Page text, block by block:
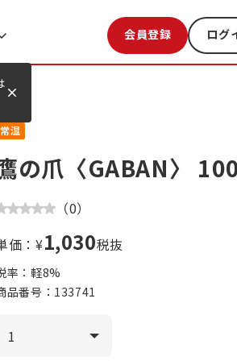
会員登録 ログ
お気に入
常温
の爪〈GABAN〉
（0）
価：¥1,030税抜
率：軽8%
品番号： 133741